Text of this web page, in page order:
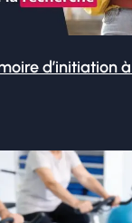
d’initiation